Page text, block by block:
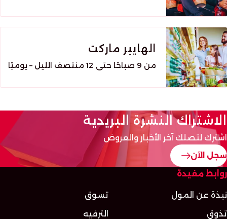
الهايبر ماركت
من 9 صباحًا حتى 12 منتصف الليل – يوميًا
الاشتراك النشرة البريدية
اشترك لتصلك آخر الأخبار والعروض
سجل الآن
روابط مفيدة
نبذة عن المول
تسوق
تذوق
الترفيه